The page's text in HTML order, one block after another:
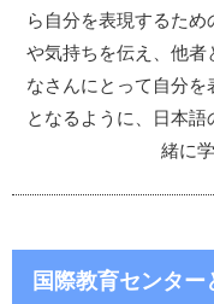
ら自分を表現するため
や気持ちを伝え、他者
なさんにとって自分
となるように、日本
緒に
国際教育センター